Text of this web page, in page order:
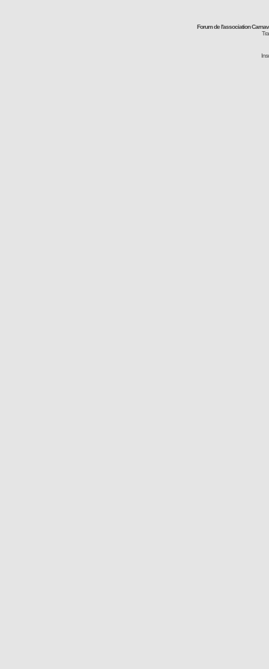
Forum de l'association